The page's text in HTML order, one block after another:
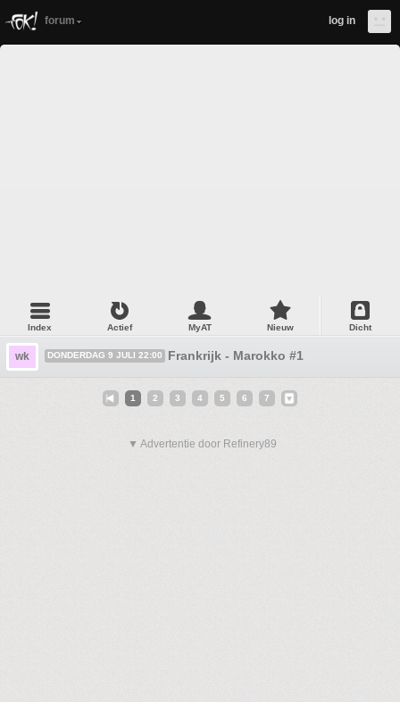
forum log in
Index Actief MyAT Nieuw Dicht
wk DONDERDAG 9 JULI 22:00 Frankrijk - Marokko #1
1 2 3 4 5 6 7
▼ Advertentie door Refinery89